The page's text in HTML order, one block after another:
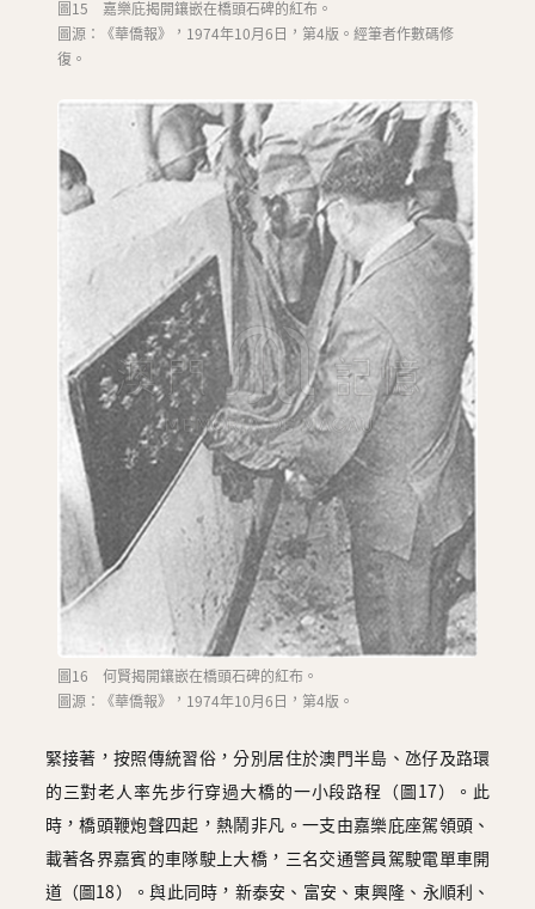
圖15 嘉樂庇揭開鑲嵌在橋頭石碑的紅布。
圖源：《華僑報》，1974年10月6日，第4版。經筆者作數碼修
復。
圖16 何賢揭開鑲嵌在橋頭石碑的紅布。
圖源：《華僑報》，1974年10月6日，第4版。
緊接著，按照傳統習俗，分別居住於澳門半島、氹仔及路環
的三對老人率先步行穿過大橋的一小段路程（圖17）。此
時，橋頭鞭炮聲四起，熱鬧非凡。一支由嘉樂庇座駕領頭、
載著各界嘉賓的車隊駛上大橋，三名交通警員駕駛電單車開
道（圖18）。與此同時，新泰安、富安、東興隆、永順利、